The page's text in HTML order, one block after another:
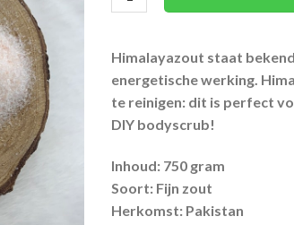
Himalayazout staat
energetische werking.
te reinigen: dit is perfect
DIY bodyscrub!
Inhoud: 750 gram
Soort: Fijn zout
Herkomst: Pakistan